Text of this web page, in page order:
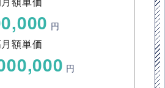
円
額単価
円